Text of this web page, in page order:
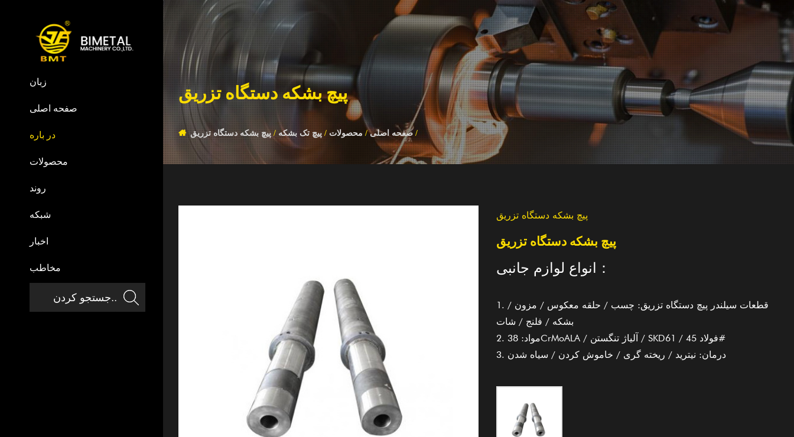
زبان
صفحه اصلی
در باره
محصولات
روند
شبکه
اخبار
مخاطب
پیچ بشکه دستگاه تزریق
صفحه اصلی/ محصولات /پیچ تک بشکه /پیچ بشکه دستگاه تزریق /
پیچ بشکه دستگاه تزریق
پیچ بشکه دستگاه تزریق
انواع لوازم جانبی：
1. قطعات سیلندر پیچ دستگاه تزریق: چسب / حلقه معکوس / مزون /
بشکه / فلنج / شات
2. مواد: 38CrMoALA / آلیاژ تنگستن / SKD61 / فولاد 45#
3. درمان: نیترید / ریخته گری / خاموش کردن / سیاه شدن